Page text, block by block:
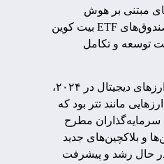
مبتنی بر هوش
مصنوعی خواهیم بود. با تصویب صندوق‌های ETF بیت کوین
توسعه و تکامل
یکی از مهم‌ترین ویژگی‌های بازار ارزهای دیجیتال در ۲۰۲۴،
مانند تتر بود که
سرمایه‌گذاران مطرح
و بلاکچین‌های جدید
در حال رشد و پیشرفت